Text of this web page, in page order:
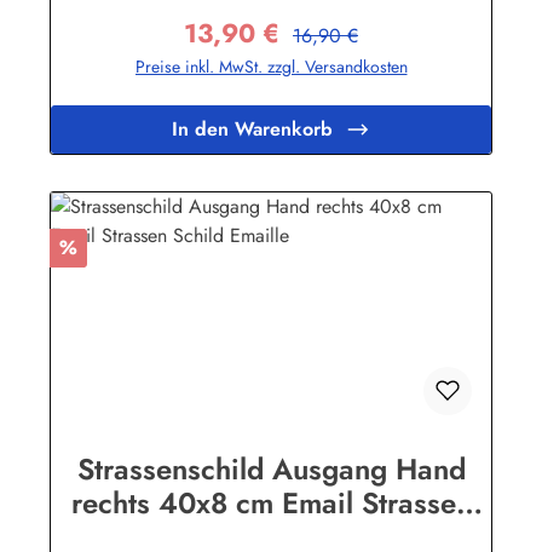
stand! Sie wollen sich das Schild mit Ihrem eigenen Text
beschriften lassen? Hier geht's zu den Sonderanfertigungen
für Emaille Straßenschilder Herstellerinformationen:Buddel-
Hamburginfo@buddel.de
Verkaufspreis:
13,90 € Regulärer Preis:
16,90 €
Preise inkl. MwSt. zzgl. Versandkosten
In den Warenkorb
Rabatt
%
Strassenschild Ausgang Hand
rechts 40x8 cm Email Strassen